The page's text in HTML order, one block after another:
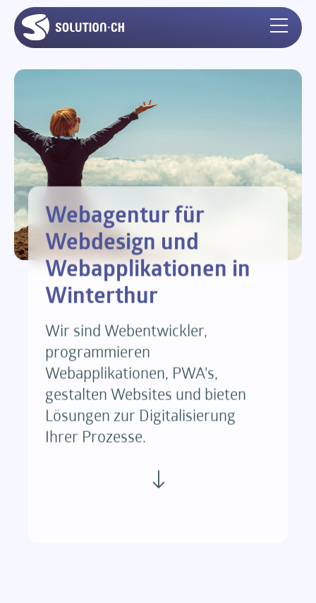
Webagentur für
Webdesign und
Webapplikationen in
Winterthur
Wir sind Webentwickler,
programmieren
Webapplikationen, PWA's,
gestalten Websites und bieten
Lösungen zur Digitalisierung
Ihrer Prozesse.